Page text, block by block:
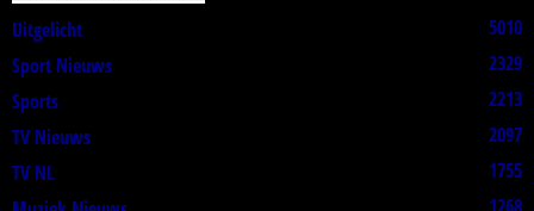
Uitgelicht
5010
Sport Nieuws
2329
Sports
2213
TV Nieuws
2097
TV NL
1755